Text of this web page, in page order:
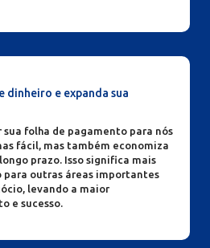
dinheiro e expanda sua
sua folha de pagamento para nós
fácil, mas também economiza
prazo. Isso significa mais
para outras áreas importantes
levando a maior
e sucesso.